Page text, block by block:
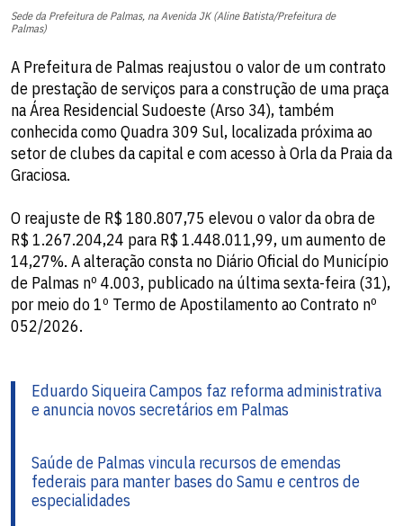
Sede da Prefeitura de Palmas, na Avenida JK (Aline Batista/Prefeitura de
Palmas)
A Prefeitura de Palmas reajustou o valor de um contrato
de prestação de serviços para a construção de uma praça
na Área Residencial Sudoeste (Arso 34), também
conhecida como Quadra 309 Sul, localizada próxima ao
setor de clubes da capital e com acesso à Orla da Praia da
Graciosa.
O reajuste de R$ 180.807,75 elevou o valor da obra de
R$ 1.267.204,24 para R$ 1.448.011,99, um aumento de
14,27%. A alteração consta no Diário Oficial do Município
de Palmas nº 4.003, publicado na última sexta-feira (31),
por meio do 1º Termo de Apostilamento ao Contrato nº
052/2026.
Eduardo Siqueira Campos faz reforma administrativa
e anuncia novos secretários em Palmas
Saúde de Palmas vincula recursos de emendas
federais para manter bases do Samu e centros de
especialidades